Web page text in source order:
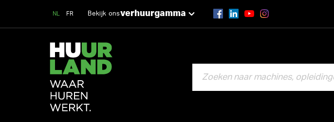
NL FR Bekijk onsverhuurgamma